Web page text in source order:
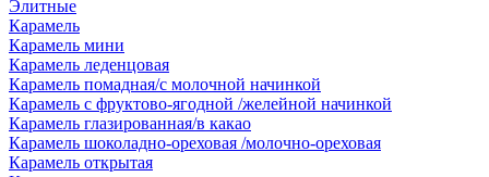
Элитные
Карамель
Карамель мини
Карамель леденцовая
Карамель помадная/с молочной начинкой
Карамель с фруктово-ягодной /желейной начинкой
Карамель глазированная/в какао
Карамель шоколадно-ореховая /молочно-ореховая
Карамель открытая